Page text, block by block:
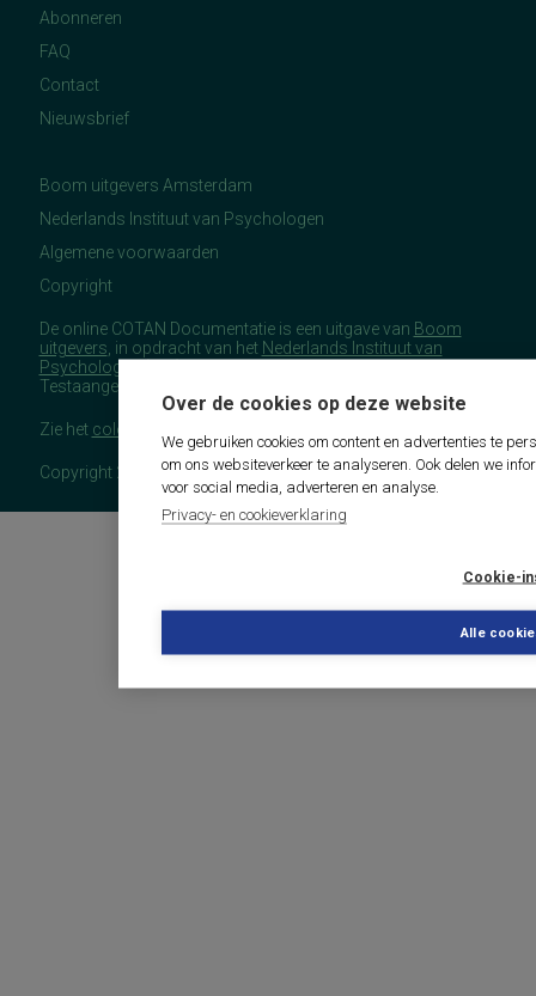
Over de cookies op deze website
We gebruiken cookies om content en advertenties te
om ons websiteverkeer te analyseren. Ook delen we
voor social media, adverteren en analyse.
Privacy- en cookieverklaring
Cookie-
Alle
Abonneren
FAQ
Contact
Nieuwsbrief
Boom uitgevers Amsterdam
Nederlands Instituut van Psychologen
Algemene voorwaarden
Copyright
De online COTAN Documentatie is een uitgave van Boom
uitgevers , in opdracht van het Nederlands Instituut van
Psychologen(NIP), namens de Commissie
Testaangelegenheden Nederland (COTAN).
Zie het colofon
Copyright 2026 - COTAN Documentatie